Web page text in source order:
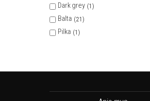
Dark grey 1
Balta 21
Pilka 1